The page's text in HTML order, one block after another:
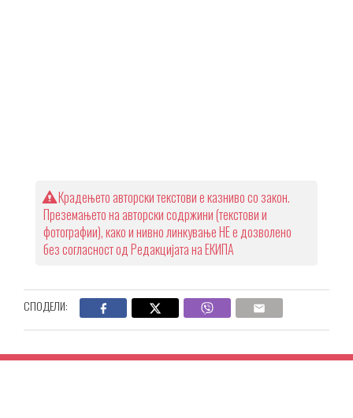
Крадењето авторски текстови е казниво со закон.
Преземањето на авторски содржини (текстови и
фотографии), како и нивно линкување НЕ е дозволено
без согласност од Редакцијата на ЕКИПА
СПОДЕЛИ: